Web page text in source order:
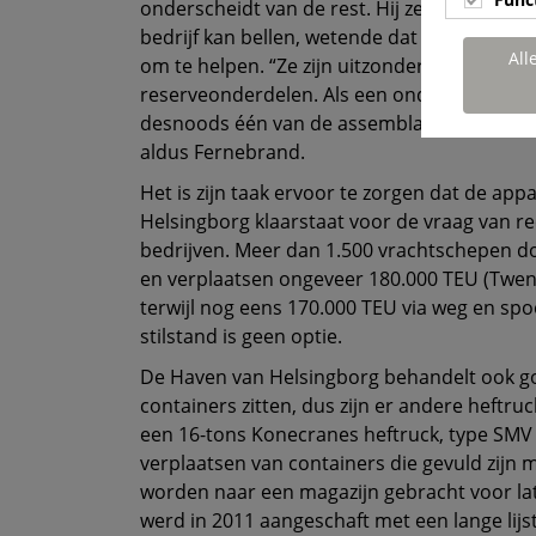
onderscheidt van de rest. Hij zegt dat hij
bedrijf kan bellen, wetende dat diegene
om te helpen. “Ze zijn uitzonderlijk goed als
reserveonderdelen. Als een onderdeel niet
desnoods één van de assemblagelijn. Dat
aldus Fernebrand.
Het is zijn taak ervoor te zorgen dat de
Helsingborg klaarstaat voor de vraag van
bedrijven. Meer dan 1.500 vrachtschepen
en verplaatsen ongeveer 180.000 TEU
terwijl nog eens 170.000 TEU via weg en
stilstand is geen optie.
De Haven van Helsingborg behandelt ook
containers zitten, dus zijn er andere
een 16-tons Konecranes heftruck, type
verplaatsen van containers die gevuld zijn
worden naar een magazijn gebracht voor
werd in 2011 aangeschaft met een lange